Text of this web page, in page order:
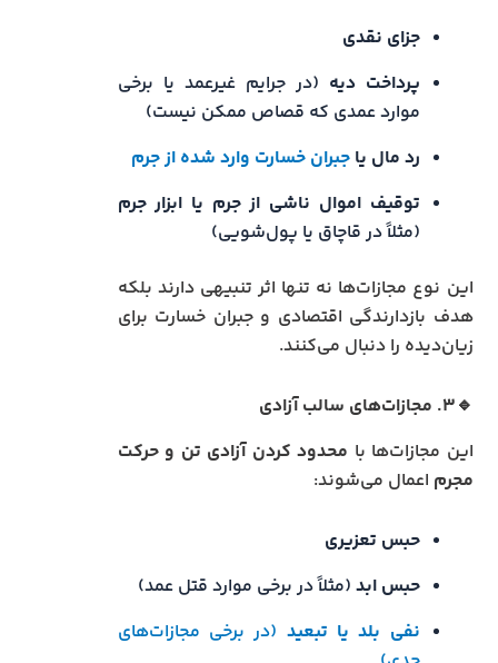
جزای نقدی
پرداخت دیه (در جرایم غیرعمد یا برخی
موارد عمدی که قصاص ممکن نیست)
رد مال یاجبران خسارت وارد شده از جرم
توقیف اموال ناشی از جرم یا ابزار جرم
(مثلاً در قاچاق یا پول‌شویی)
این نوع مجازات‌ها نه تنها اثر تنبیهی دارند بلکه
هدف بازدارندگی اقتصادی و جبران خسارت برای
زیان‌دیده را دنبال می‌کنند.
🔹۳. مجازات‌های سالب آزادی
این مجازات‌ها با محدود کردن آزادی تن و حرکت
مجرم اعمال می‌شوند:
حبس تعزیری
حبس ابد (مثلاً در برخی موارد قتل عمد)
نفی بلد یا تبعید (در برخی مجازات‌های